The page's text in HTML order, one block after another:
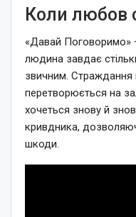
Коли любов
«Давай Поговоримо»
людина завдає
звичним. Страждання
перетворюється на
хочеться знову й
кривдника,
шкоди.